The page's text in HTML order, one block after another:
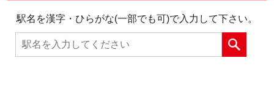
駅名を漢字・ひらがな(一部でも可)で入力して下さい。